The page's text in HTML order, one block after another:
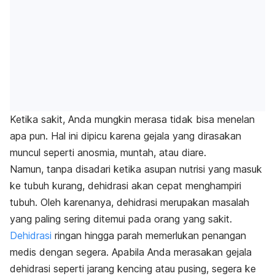
Ketika sakit, Anda mungkin merasa tidak bisa menelan
apa pun. Hal ini dipicu karena gejala yang dirasakan
muncul seperti anosmia, muntah, atau diare.
Namun, tanpa disadari ketika asupan nutrisi yang masuk
ke tubuh kurang, dehidrasi akan cepat menghampiri
tubuh. Oleh karenanya, dehidrasi merupakan masalah
yang paling sering ditemui pada orang yang sakit.
Dehidrasi ringan hingga parah memerlukan penangan
medis dengan segera. Apabila Anda merasakan gejala
dehidrasi seperti jarang kencing atau pusing, segera ke